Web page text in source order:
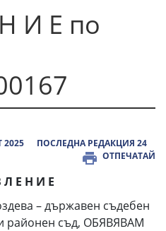
И Е по
ПОСЛЕДНА РЕДАКЦИЯ 24
ОТПЕЧАТАЙ
Л Е Н И Е
– държавен съдебен
районен съд, ОБЯВЯВАМ